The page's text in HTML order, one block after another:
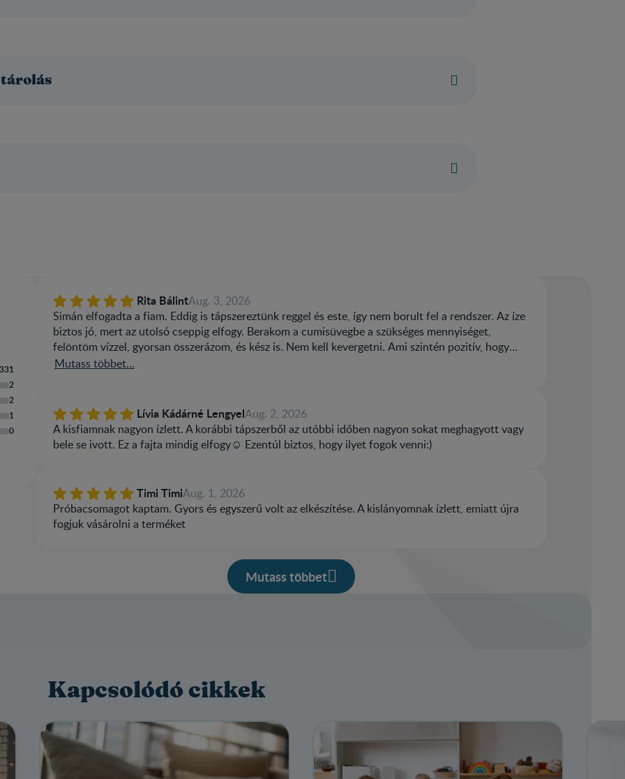
tárolás
331
2
2
1
0
Rita BálintAug. 3, 2026
Simán elfogadta a fiam. Eddig is tápszereztünk reggel és este, így nem borult fel a rendszer. Az íze
biztos jó, mert az utolsó cseppig elfogy. Berakom a cumisüvegbe a szükséges mennyiséget,
felöntöm vízzel, gyorsan összerázom, és kész is. Nem kell kevergetni. Ami szintén pozitív, hogy
különböző kiszerelésekben kapható a boltokban, nagyobb csomagban pedig sokkal kedvezőbb az
Mutass többet...
Lívia Kádárné LengyelAug. 2, 2026
A kisfiamnak nagyon ízlett. A korábbi tápszerből az utóbbi időben nagyon sokat meghagyott vagy
bele se ivott. Ez a fajta mindig elfogy☺️ Ezentúl biztos, hogy ilyet fogok venni:)
Timi TimiAug. 1, 2026
Próbacsomagot kaptam. Gyors és egyszerű volt az elkészítése. A kislányomnak ízlett, emiatt újra
fogjuk vásárolni a terméket
Mutass többet
Kapcsolódó cikkek